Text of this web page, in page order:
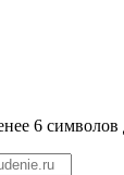
6 символов